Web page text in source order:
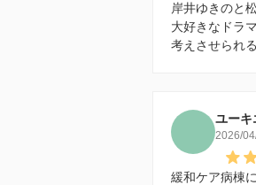
岸井ゆきのと
大好きなドラ
考えさせられる
ユーキ
2026/
緩和ケア病棟